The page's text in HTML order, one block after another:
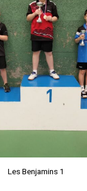
Les Benjamins 1